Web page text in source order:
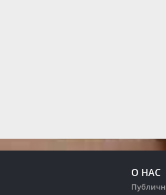
О НАС